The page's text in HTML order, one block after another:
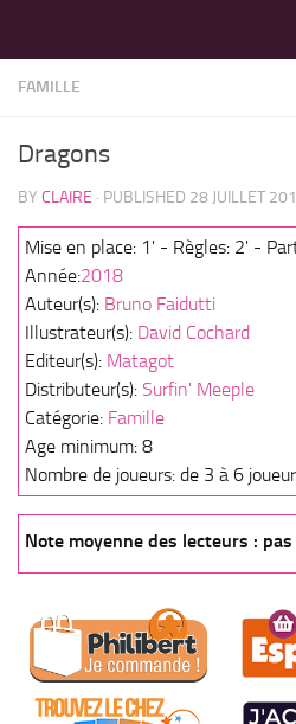
FAMILLE
Dragons
BY CLAIRE · PUBLISHED 28 JUILLET
Mise en place: 1' - Règles: 2' -
Année:2018
Auteur(s): Bruno Faidutti
Illustrateur(s): David Cochard
Editeur(s): Matagot
Distributeur(s): Surfin' Meeple
Catégorie: Famille
Age minimum: 8
Nombre de joueurs: de 3 à 6
Note moyenne des lecteurs :